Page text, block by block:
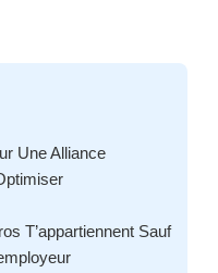
Une Alliance
T’appartiennent Sauf